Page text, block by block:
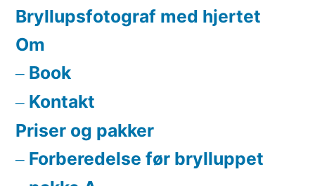
Bryllupsfotograf med hjertet
Om
Book
Kontakt
Priser og pakker
Forberedelse før brylluppet